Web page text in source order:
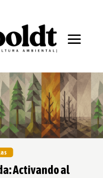
Activando al